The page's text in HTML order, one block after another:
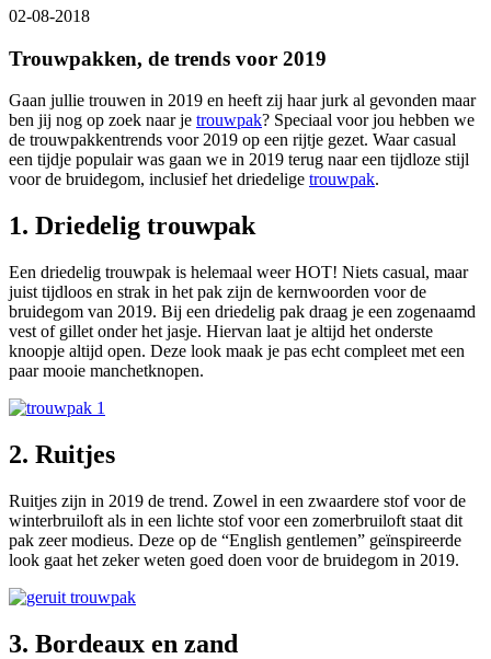
02-08-2018
Trouwpakken, de trends voor 2019
Gaan jullie trouwen in 2019 en heeft zij haar jurk al gevonden maar
ben jij nog op zoek naar je trouwpak? Speciaal voor jou hebben we
de trouwpakkentrends voor 2019 op een rijtje gezet. Waar casual
een tijdje populair was gaan we in 2019 terug naar een tijdloze stijl
voor de bruidegom, inclusief het driedelige trouwpak.
1. Driedelig trouwpak
Een driedelig trouwpak is helemaal weer HOT! Niets casual, maar
juist tijdloos en strak in het pak zijn de kernwoorden voor de
bruidegom van 2019. Bij een driedelig pak draag je een zogenaamd
vest of gillet onder het jasje. Hiervan laat je altijd het onderste
knoopje altijd open. Deze look maak je pas echt compleet met een
paar mooie manchetknopen.
2. Ruitjes
Ruitjes zijn in 2019 de trend. Zowel in een zwaardere stof voor de
winterbruiloft als in een lichte stof voor een zomerbruiloft staat dit
pak zeer modieus. Deze op de “English gentlemen” geïnspireerde
look gaat het zeker weten goed doen voor de bruidegom in 2019.
3. Bordeaux en zand